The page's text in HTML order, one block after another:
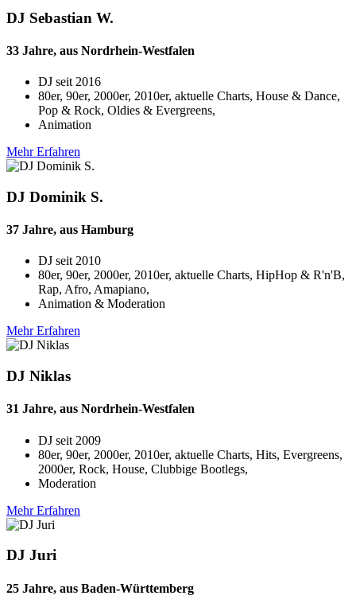
DJ Sebastian W.
33 Jahre, aus Nordrhein-Westfalen
DJ seit 2016
80er, 90er, 2000er, 2010er, aktuelle Charts, House & Dance,
Pop & Rock, Oldies & Evergreens,
Animation
Mehr Erfahren
DJ Dominik S.
37 Jahre, aus Hamburg
DJ seit 2010
80er, 90er, 2000er, 2010er, aktuelle Charts, HipHop & R'n'B,
Rap, Afro, Amapiano,
Animation & Moderation
Mehr Erfahren
DJ Niklas
31 Jahre, aus Nordrhein-Westfalen
DJ seit 2009
80er, 90er, 2000er, 2010er, aktuelle Charts, Hits, Evergreens,
2000er, Rock, House, Clubbige Bootlegs,
Moderation
Mehr Erfahren
DJ Juri
25 Jahre, aus Baden-Württemberg